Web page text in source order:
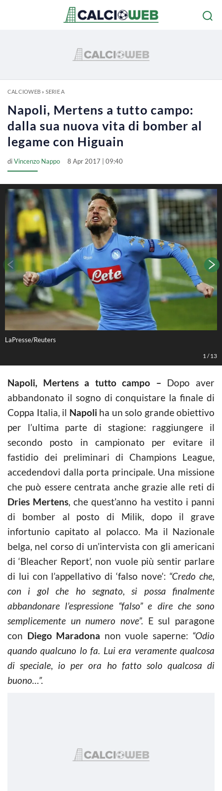
CALCIOWEB» SERIE A
Napoli, Mertens a tutto campo:
dalla sua nuova vita di bomber al
legame con Higuain
diVincenzo Nappo 8 Apr 2017 | 09:40
LaPresse/Reuters
1 /13
Napoli, Mertens a tutto campo – Dopo aver
abbandonato il sogno di conquistare la finale di
Coppa Italia, il Napoli ha un solo grande obiettivo
per l’ultima parte di stagione: raggiungere il
secondo posto in campionato per evitare il
fastidio dei preliminari di Champions League,
accedendovi dalla porta principale. Una missione
che può essere centrata anche grazie alle reti di
Dries Mertens, che quest’anno ha vestito i panni
di bomber al posto di Milik, dopo il grave
infortunio capitato al polacco. Ma il Nazionale
belga, nel corso di un’intervista con gli americani
di ‘Bleacher Report’, non vuole più sentir parlare
di lui con l’appellativo di ‘falso nove’: “Credo che,
con i gol che ho segnato, si possa finalmente
abbandonare l’espressione “falso” e dire che sono
semplicemente un numero nove”. E sul paragone
con Diego Maradona non vuole saperne: “Odio
quando qualcuno lo fa. Lui era veramente qualcosa
di speciale, io per ora ho fatto solo qualcosa di
buono…”.